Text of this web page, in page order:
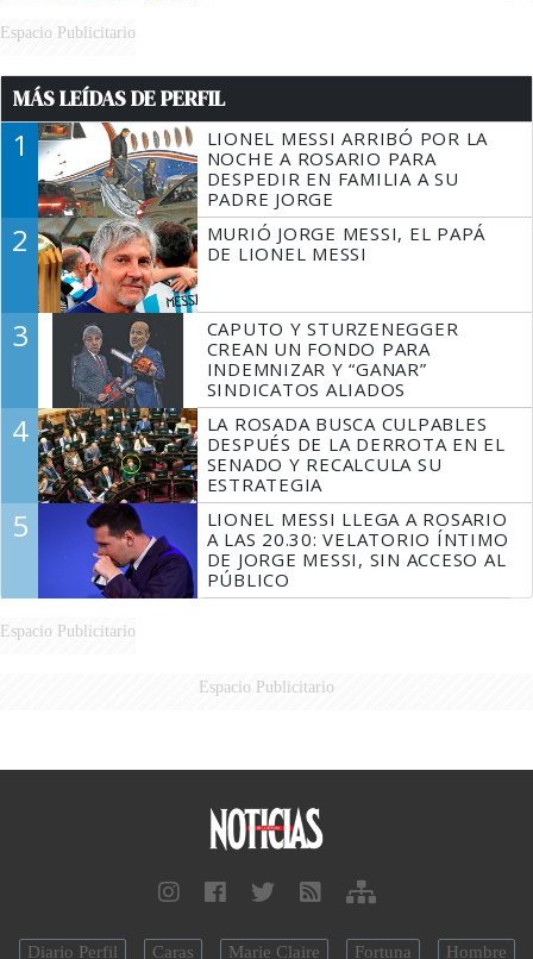
Espacio Publicitario
MÁS LEÍDAS DE PERFIL
1
LIONEL MESSI ARRIBÓ POR LA
NOCHE A ROSARIO PARA
DESPEDIR EN FAMILIA A SU
PADRE JORGE
2
MURIÓ JORGE MESSI, EL PAPÁ
DE LIONEL MESSI
3
CAPUTO Y STURZENEGGER
CREAN UN FONDO PARA
INDEMNIZAR Y “GANAR”
SINDICATOS ALIADOS
4
LA ROSADA BUSCA CULPABLES
DESPUÉS DE LA DERROTA EN EL
SENADO Y RECALCULA SU
ESTRATEGIA
5
LIONEL MESSI LLEGA A ROSARIO
A LAS 20.30: VELATORIO ÍNTIMO
DE JORGE MESSI, SIN ACCESO AL
PÚBLICO
Espacio Publicitario
Espacio Publicitario
Diario Perfil Caras Marie Claire Fortuna Hombre